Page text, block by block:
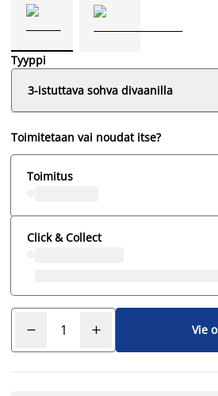
Tyyppi
3-istuttava sohva divaanilla
Toimitetaan vai noudat itse?
Toimitus
Click & Collect
Vie